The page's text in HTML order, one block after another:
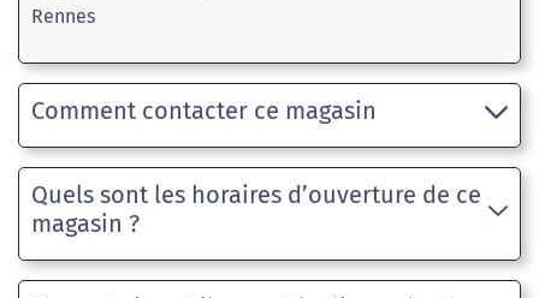
Rennes
Comment contacter ce magasin
Quels sont les horaires d’ouverture de ce
magasin ?